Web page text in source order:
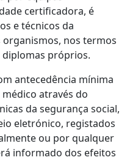
certificadora, é
e técnicos da
nos termos
próprios.
antecedência mínima
através do
da segurança social,
eletrónico, registados
ou por qualquer
informado dos efeitos